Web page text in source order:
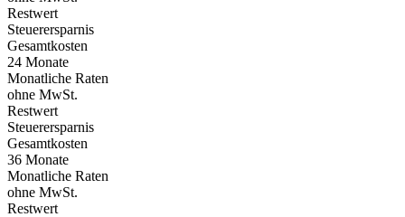
Restwert
Steuerersparnis
Gesamtkosten
24 Monate
Monatliche Raten
ohne MwSt.
Restwert
Steuerersparnis
Gesamtkosten
36 Monate
Monatliche Raten
ohne MwSt.
Restwert